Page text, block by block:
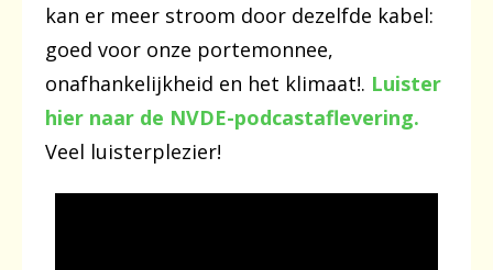
kan er meer stroom door dezelfde kabel:
goed voor onze portemonnee,
onafhankelijkheid en het klimaat!. Luister
hier naar de NVDE-podcastaflevering.
Veel luisterplezier!